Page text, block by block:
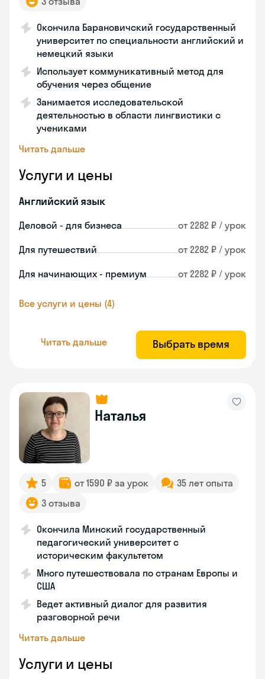
Окончила Барановичский государственный
университет по специальности английский и
немецкий языки
Использует коммуникативный метод для
обучения через общение
Занимается исследовательской
деятельностью в области лингвистики с
учениками
Читать дальше
Услуги и цены
Английский язык
Деловой - для бизнеса от 2282 ₽ / урок
Для путешествий от 2282 ₽ / урок
Для начинающих - премиум от 2282 ₽ / урок
Все услуги и цены (4)
Читать дальше Выбрать время
Наталья
5 от 1590 ₽ за урок
35 лет опыта
3 отзыва
Окончила Минский государственный
педагогический университет с
историческим факультетом
Много путешествовала по странам Европы и
США
Ведет активный диалог для развития
разговорной речи
Читать дальше
Услуги и цены